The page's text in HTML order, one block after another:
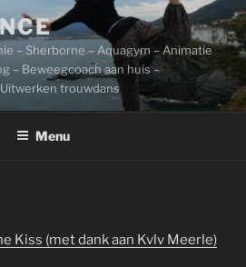
– Sherborne – Aquagym – Animatie
– Beweegcoach aan huis –
trouwdans
Menu
Kiss (met dank aan Kvlv Meerle)